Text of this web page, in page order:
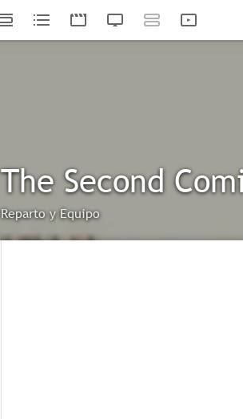
The Second
Reparto y Equipo